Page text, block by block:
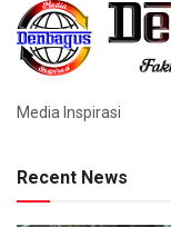
Media Inspirasi
Recent News